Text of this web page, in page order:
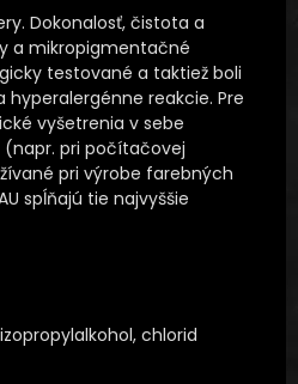
Dokonalosť, čistota a
a mikropigmentačné
testované a taktiež boli
reakcie. Pre
vyšetrenia v sebe
(napr. pri počítačovej
pri výrobe farebných
spĺňajú tie najvyššie
chlorid